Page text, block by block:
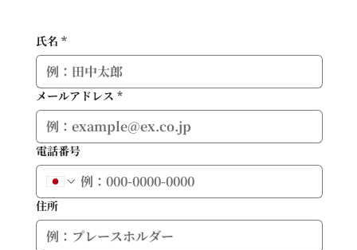
氏名 *
メールアドレス *
電話番号
住所